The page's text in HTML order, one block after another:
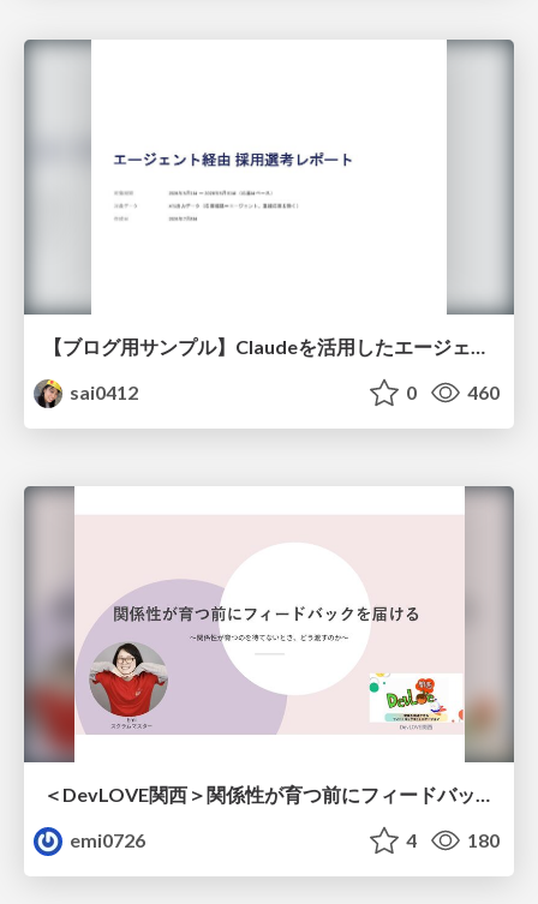
【ブログ用サンプル】Claudeを活用したエージェント分析レポート自動生成例
sai0412
0 460
emi0726
4 180